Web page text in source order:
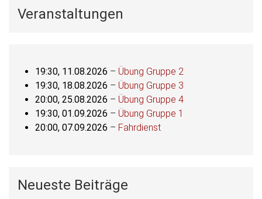
Veranstaltungen
19:30, 11.08.2026 – Übung Gruppe 2
19:30, 18.08.2026 – Übung Gruppe 3
20:00, 25.08.2026 – Übung Gruppe 4
19:30, 01.09.2026 – Übung Gruppe 1
20:00, 07.09.2026 – Fahrdienst
Neueste Beiträge